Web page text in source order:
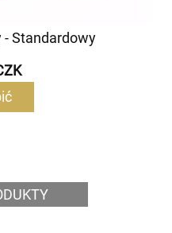
- Standardowy